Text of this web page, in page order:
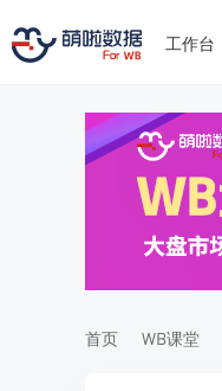
工作台
首页 WB课堂